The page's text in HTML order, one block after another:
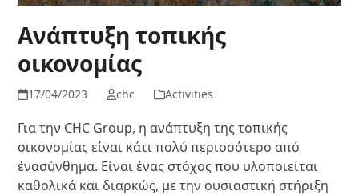
Ανάπτυξη τοπικής
οικονομίας
17/04/2023 chc Activities
Για την CHC Group, η ανάπτυξη της τοπικής
οικονομίας είναι κάτι πολύ περισσότερο από
ένασύνθημα. Είναι ένας στόχος που υλοποιείται
καθολικά και διαρκώς, με την ουσιαστική στήριξη